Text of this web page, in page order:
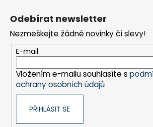
Odebírat newsletter
Nezmeškejte žádné novinky či slevy!
E-mail
Vložením e-mailu souhlasíte s
ochrany osobních údajů
PŘIHLÁSIT SE